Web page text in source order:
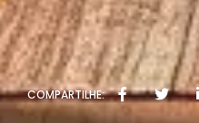
COMPARTILHE: